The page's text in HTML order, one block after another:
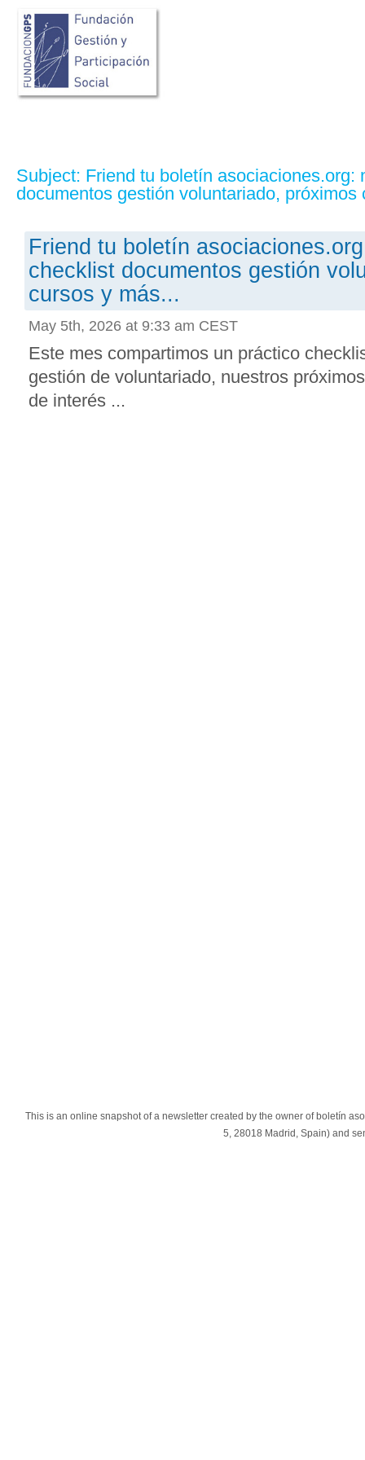
Subject: Friend tu boletín asociaciones.org:
documentos gestión voluntariado, próximos
Friend tu boletín
checklist documentos gestión
cursos y más...
May 5th, 2026 at 9:33 am CEST
Este mes compartimos un práctico
gestión de voluntariado, nuestros
de interés ...
This is an online snapshot of a newsletter created by the owner of boletín
5, 28018 Madrid, Spain) and